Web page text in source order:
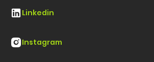
Linkedin
Instagram